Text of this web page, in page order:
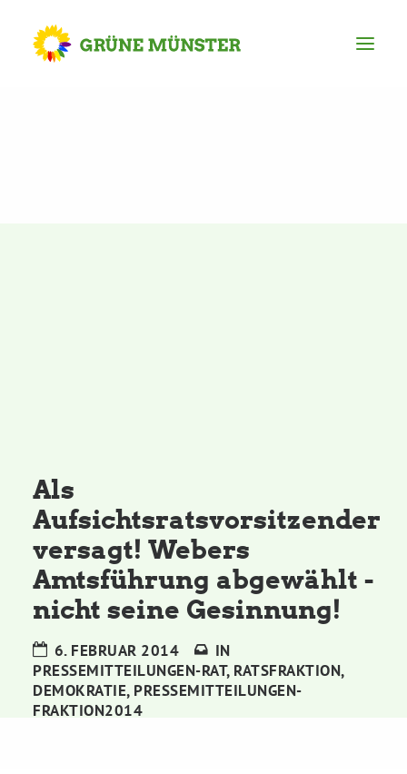
Grünes Zentrum
Personen
Sylvia Rietenberg, MdB
Dorothea Deppermann, MdL
Als
Aufsichtsratsvorsitzender
versagt! Webers
Amtsführung abgewählt -
nicht seine Gesinnung!
6. FEBRUAR 2014
IN
PRESSEMITTEILUNGEN-RAT, RATSFRAKTION,
DEMOKRATIE, PRESSEMITTEILUNGEN-
FRAKTION2014